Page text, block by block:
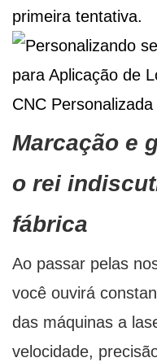
primeira tentativa.
Marcação e
o rei
fábrica
Ao passar pelas
você ouvirá
das máquinas a
velocidade,